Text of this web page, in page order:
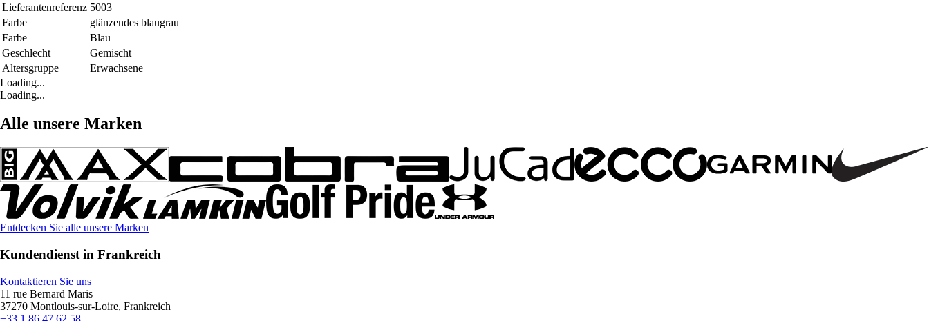
Lieferantenreferenz 5003
Farbe
glänzendes blaugrau
Farbe
Blau
Geschlecht
Gemischt
Altersgruppe
Erwachsene
Loading...
Loading...
Alle unsere Marken
Entdecken Sie alle unsere Marken
Kundendienst in Frankreich
Kontaktieren Sie uns
11 rue Bernard Maris
37270 Montlouis-sur-Loire, Frankreich
+33 1 86 47 62 58